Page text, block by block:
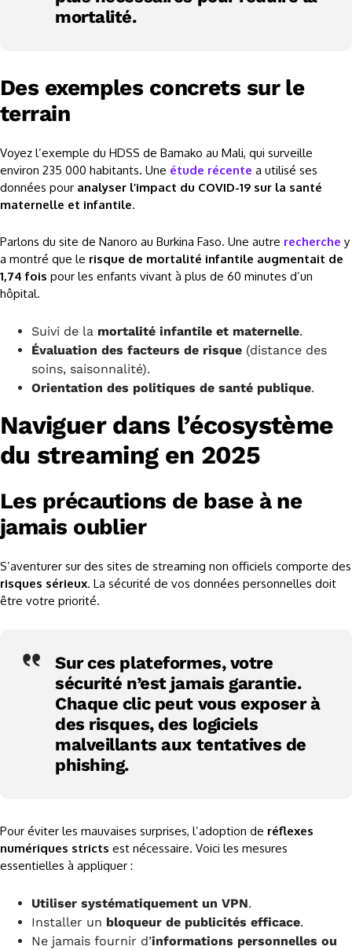
mortalité.
Des exemples concrets sur le
terrain
Voyez l’exemple du HDSS de Bamako au Mali, qui surveille
environ 235 000 habitants. Une étude récente a utilisé ses
données pour analyser l’impact du COVID-19 sur la santé
maternelle et infantile.
Parlons du site de Nanoro au Burkina Faso. Une autre recherche y
a montré que le risque de mortalité infantile augmentait de
1,74 fois pour les enfants vivant à plus de 60 minutes d’un
hôpital.
Suivi de la mortalité infantile et maternelle.
Évaluation des facteurs de risque (distance des
soins, saisonnalité).
Orientation des politiques de santé publique.
Naviguer dans l’écosystème
du streaming en 2025
Les précautions de base à ne
jamais oublier
S’aventurer sur des sites de streaming non officiels comporte des
risques sérieux. La sécurité de vos données personnelles doit
être votre priorité.
Sur ces plateformes, votre
sécurité n’est jamais garantie.
Chaque clic peut vous exposer à
des risques, des logiciels
malveillants aux tentatives de
phishing.
Pour éviter les mauvaises surprises, l’adoption de réflexes
numériques stricts est nécessaire. Voici les mesures
essentielles à appliquer :
Utiliser systématiquement un VPN.
Installer un bloqueur de publicités efficace.
Ne jamais fournir d’informations personnelles ou